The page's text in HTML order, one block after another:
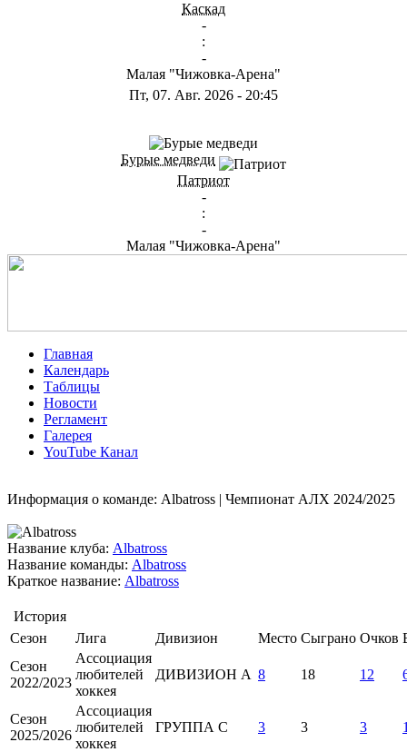
Каскад
-
:
-
Малая "Чижовка-Арена"
Пт, 07. Авг. 2026 - 20:45
Бурые медведи
Патриот
-
:
-
Малая "Чижовка-Арена"
Главная
Календарь
Таблицы
Новости
Регламент
Галерея
YouTube Канал
Информация о команде: Albatross | Чемпионат АЛХ 2024/2025
Название клуба: Albatross
Название команды: Albatross
Краткое название: Albatross
История
Сезон
Лига Дивизион Место Сыграно Очков
Сезон
2022/2023
Ассоциация
любителей
хоккея
ДИВИЗИОН А 8 18 12
Сезон
2025/2026
Ассоциация
любителей
хоккея
ГРУППА С 3 3 3